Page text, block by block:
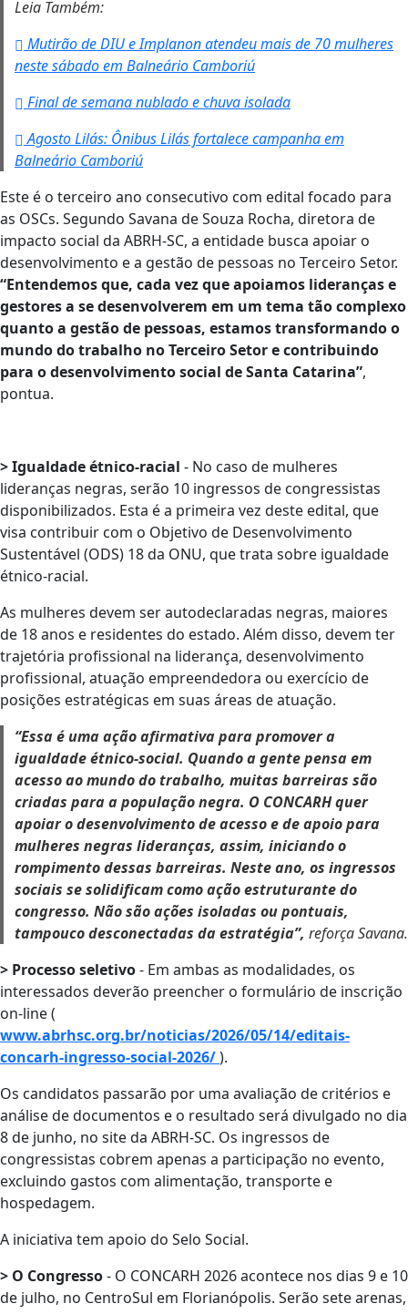
Leia Também:
Mutirão de DIU e Implanon atendeu mais de 70 mulheres
neste sábado em Balneário Camboriú
Final de semana nublado e chuva isolada
Agosto Lilás: Ônibus Lilás fortalece campanha em
Balneário Camboriú
Este é o terceiro ano consecutivo com edital focado para
as OSCs. Segundo Savana de Souza Rocha, diretora de
impacto social da ABRH-SC, a entidade busca apoiar o
desenvolvimento e a gestão de pessoas no Terceiro Setor.
“Entendemos que, cada vez que apoiamos lideranças e
gestores a se desenvolverem em um tema tão complexo
quanto a gestão de pessoas, estamos transformando o
mundo do trabalho no Terceiro Setor e contribuindo
para o desenvolvimento social de Santa Catarina”,
pontua.
> Igualdade étnico-racial - No caso de mulheres
lideranças negras, serão 10 ingressos de congressistas
disponibilizados. Esta é a primeira vez deste edital, que
visa contribuir com o Objetivo de Desenvolvimento
Sustentável (ODS) 18 da ONU, que trata sobre igualdade
étnico-racial.
As mulheres devem ser autodeclaradas negras, maiores
de 18 anos e residentes do estado. Além disso, devem ter
trajetória profissional na liderança, desenvolvimento
profissional, atuação empreendedora ou exercício de
posições estratégicas em suas áreas de atuação.
“Essa é uma ação afirmativa para promover a
igualdade étnico-social. Quando a gente pensa em
acesso ao mundo do trabalho, muitas barreiras são
criadas para a população negra. O CONCARH quer
apoiar o desenvolvimento de acesso e de apoio para
mulheres negras lideranças, assim, iniciando o
rompimento dessas barreiras. Neste ano, os ingressos
sociais se solidificam como ação estruturante do
congresso. Não são ações isoladas ou pontuais,
tampouco desconectadas da estratégia”, reforça Savana.
> Processo seletivo- Em ambas as modalidades, os
interessados deverão preencher o formulário de inscrição
on-line (
www.abrhsc.org.br/noticias/2026/05/14/editais-
concarh-ingresso-social-2026/).
Os candidatos passarão por uma avaliação de critérios e
análise de documentos e o resultado será divulgado no dia
8 de junho, no site da ABRH-SC. Os ingressos de
congressistas cobrem apenas a participação no evento,
excluindo gastos com alimentação, transporte e
hospedagem.
A iniciativa tem apoio do Selo Social.
> O Congresso- O CONCARH 2026 acontece nos dias 9 e 10
de julho, no CentroSul em Florianópolis. Serão sete arenas,